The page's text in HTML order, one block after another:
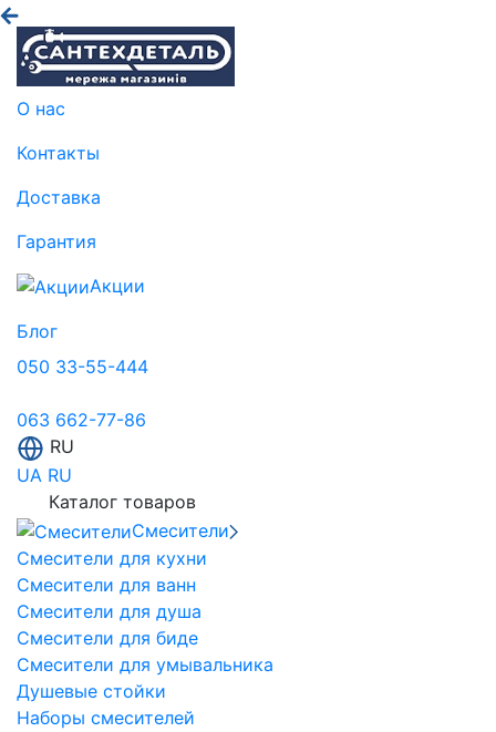
О нас
Контакты
Доставка
Гарантия
Акции
Блог
050 33-55-444
063 662-77-86
RU
UA RU
Каталог товаров
Смесители
Смесители для кухни
Смесители для ванн
Смесители для душа
Смесители для биде
Смесители для умывальника
Душевые стойки
Наборы смесителей